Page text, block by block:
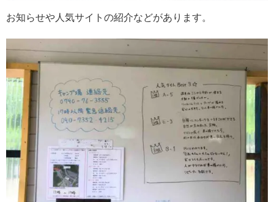
お知らせや人気サイトの紹介などがあります。